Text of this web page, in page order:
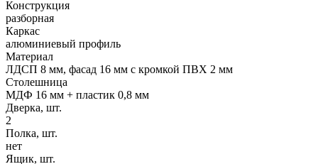
Конструкция
разборная
Каркас
алюминиевый профиль
Материал
ЛДСП 8 мм, фасад 16 мм с кромкой ПВХ 2 мм
Столешница
МДФ 16 мм + пластик 0,8 мм
Дверка, шт.
2
Полка, шт.
нет
Ящик, шт.